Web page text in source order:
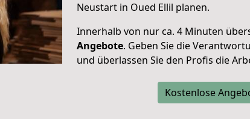
Neustart in Oued Ellil planen.
Innerhalb von nur ca. 4 Minuten
Angebote. Geben Sie die
und überlassen Sie den Profis die
Kostenlose